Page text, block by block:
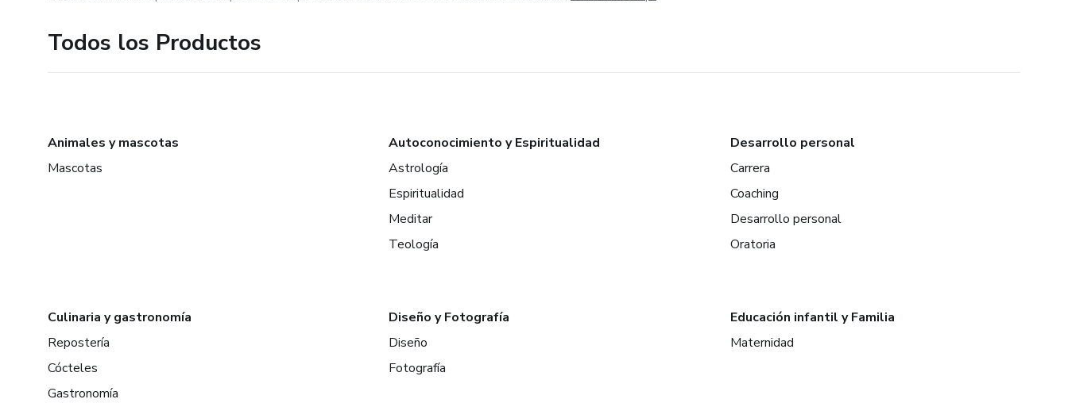
Todos los Productos
Animales y mascotas
Mascotas
Autoconocimiento y Espiritualidad
Astrología
Espiritualidad
Meditar
Teología
Desarrollo personal
Carrera
Coaching
Desarrollo personal
Oratoria
Culinaria y gastronomía
Repostería
Cócteles
Gastronomía
Diseño y Fotografía
Diseño
Fotografía
Educación infantil y Familia
Maternidad